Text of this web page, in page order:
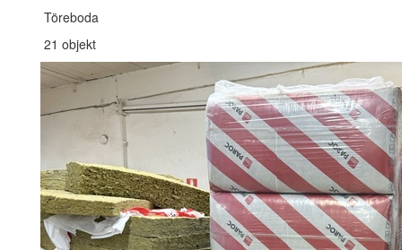
Töreboda
21 objekt